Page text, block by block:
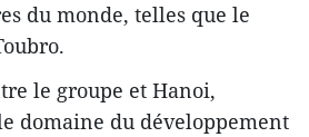
du monde, telles que le
le groupe et Hanoi,
domaine du développement